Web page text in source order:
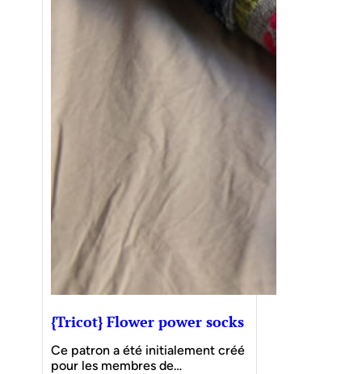
{Tricot} Flower power socks
Ce patron a été initialement créé
pour les membres de…